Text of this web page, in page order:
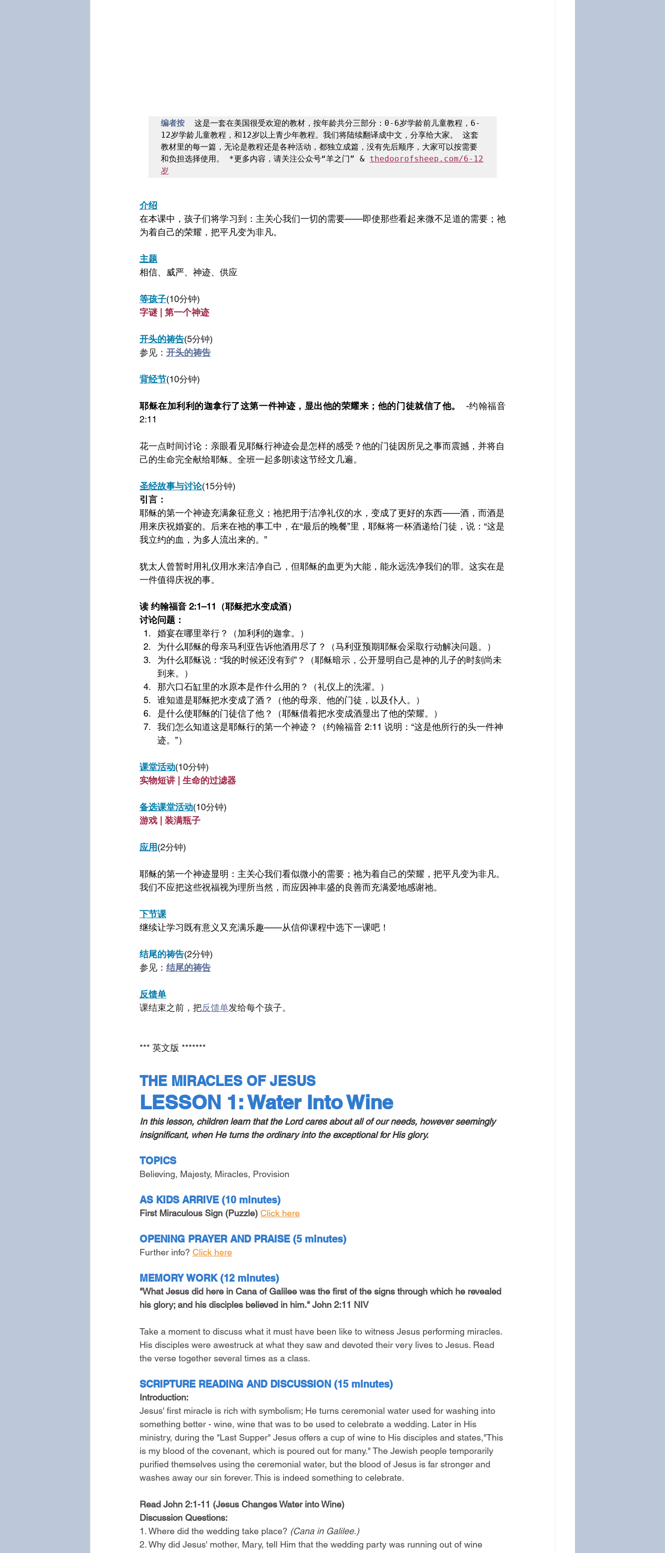
编者按 这是一套在美国很受欢迎的教材，按年龄共分三部分：0-6岁学龄前儿童教程，6-
12岁学龄儿童教程，和12岁以上青少年教程。我们将陆续翻译成中文，分享给大家。 这套
教材里的每一篇，无论是教程还是各种活动，都独立成篇，没有先后顺序，大家可以按需要
和负担选择使用。 *更多内容，请关注公众号“羊之门” & thedoorofsheep.com/6-12
岁
介绍
在本课中，孩子们将学习到：主关心我们一切的需要——即使那些看起来微不足道的需要；祂
为着自己的荣耀，把平凡变为非凡。
主题
相信、威严、神迹、供应
等孩子(10分钟)
字谜 | 第一个神迹
开头的祷告(5分钟)
参见： 开头的祷告
背经节(10分钟)
耶稣在加利利的迦拿行了这第一件神迹，显出他的荣耀来；他的门徒就信了他。
  -约翰福音
2:11
花一点时间讨论：亲眼看见耶稣行神迹会是怎样的感受？他的门徒因所见之事而震撼，并将自
己的生命完全献给耶稣。全班一起多朗读这节经文几遍。
圣经故事与讨论(15分钟)
引 言：
耶稣的第一个神迹充满象征意义；祂把用于洁净礼仪的水，变成了更好的东西——酒，而酒是
用来庆祝婚宴的。后来在祂的事工中，在“最后的晚餐”里，耶稣将一杯酒递给门徒，说：“这是
我立约的血，为多人流出来的。”
犹太人曾暂时用礼仪用水来洁净自己，但耶稣的血更为大能，能永远洗净我们的罪。这实在是
一件值得庆祝的事。
读 约翰福音 2:1–11（耶稣把水变成酒）
讨论问题：
婚宴在哪里举行？（加利利的迦拿。）
为什么耶稣的母亲马利亚告诉他酒用尽了？（马利亚预期耶稣会采取行动解决问题。）
为什么耶稣说：“我的时候还没有到”？（耶稣暗示，公开显明自己是神的儿子的时刻尚未
到来。）
那六口石缸里的水原本是作什么用的？（礼仪上的洗濯。）
谁知道是耶稣把水变成了酒？（他的母亲、他的门徒，以及仆人。）
是什么使耶稣的门徒信了他？（耶稣借着把水变成酒显出了他的荣耀。）
我们怎么知道这是耶稣行的第一个神迹？（约翰福音 2:11 说明：“这是他所行的头一件神
迹。”）
课堂活动(10分钟)
实物短讲 | 生命的过滤器
备选课堂活动(10分钟)
游戏 | 装满瓶子
应用(2分钟)
耶稣的第一个神迹显明：主关心我们看似微小的需要；祂为着自己的荣耀，把平凡变为非凡。
我们不应把这些祝福视为理所当然，而应因神丰盛的良善而充满爱地感谢祂。
下节课
继续让学习既有意义又充满乐趣——从信仰课程中选下一课吧！
结尾的祷告(2分钟)
参见： 结尾的祷告
反馈单
课结束之前，把反馈单发给每个孩子。
*** 英文版 *******
THE MIRACLES OF JESUS
LESSON 1: Water Into Wine
In this lesson, children learn that the Lord cares about all of our needs, however seemingly
insignificant, when He turns the ordinary into the exceptional for His glory.
TOPICS
Believing, Majesty, Miracles, Provision
AS KIDS ARRIVE (10 minutes)
First Miraculous Sign (Puzzle) Click here
OPENING PRAYER AND PRAISE (5 minutes)
Further info? Click here
MEMORY WORK (12 minutes)
"What Jesus did here in Cana of Galilee was the first of the signs through which he revealed
his glory; and his disciples believed in him." John 2:11 NIV
Take a moment to discuss what it must have been like to witness Jesus performing miracles.
His disciples were awestruck at what they saw and devoted their very lives to Jesus. Read
the verse together several times as a class.
SCRIPTURE READING AND DISCUSSION (15 minutes)
Introduction:
Jesus' first miracle is rich with symbolism; He turns ceremonial water used for washing into
something better - wine, wine that was to be used to celebrate a wedding. Later in His
ministry, during the "Last Supper" Jesus offers a cup of wine to His disciples and states,"This
is my blood of the covenant, which is poured out for many." The Jewish people temporarily
purified themselves using the ceremonial water, but the blood of Jesus is far stronger and
washes away our sin forever. This is indeed something to celebrate.
Read John 2:1-11 (Jesus Changes Water into Wine)
Discussion Questions:
1. Where did the wedding take place? (Cana in Galilee.)
2. Why did Jesus' mother, Mary, tell Him that the wedding party was running out of wine